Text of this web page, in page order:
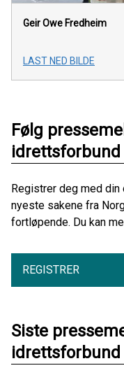
Geir Owe Fredheim
LAST NED BILDE
Følg
idrettsforbund
Registrer deg med
nyeste sakene fra
fortløpende. Du kan
REGISTRER
Siste
idrettsforbund